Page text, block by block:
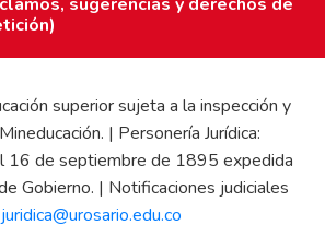
superior sujeta a la inspección y
| Personería Jurídica:
16 de septiembre de 1895 expedida
Gobierno. | Notificaciones judiciales
juridica@urosario.edu.co